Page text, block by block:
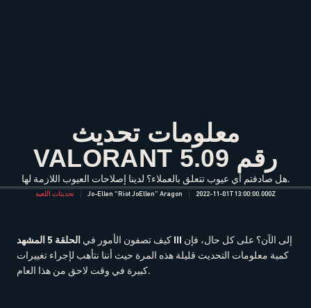
معلومات تحديث
VALORANT رقم 5.09
هل صادفتم أي عيوب تتعلق بالعملاء؟ لدينا إصلاحات العيوب اللازمة لها.
تحديثات اللعبة Jo-Ellen “Riot JoEllen” Aragon 2022-11-01T13:00:00.000Z
كيف تصفون الأمور في الحلقة 5 المشهد III
كمية معلومات التحديث قليلة هذه المرة حيث أننا نتأهب لإجراء تغييرات
كبيرة في وقت لاحق من هذا العام.